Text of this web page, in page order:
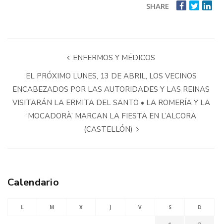
SHARE
ENFERMOS Y MÉDICOS
EL PRÓXIMO LUNES, 13 DE ABRIL, LOS VECINOS
ENCABEZADOS POR LAS AUTORIDADES Y LAS REINAS
VISITARÁN LA ERMITA DEL SANTO • LA ROMERÍA Y LA
‘MOCADORÀ’ MARCAN LA FIESTA EN L’ALCORA
(CASTELLÓN)
Calendario
L M X J V S D